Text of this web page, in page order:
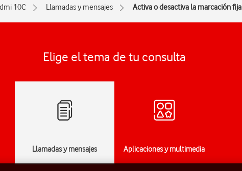
10C Llamadas y mensajes Activa o desactiva la marcación fija
Elige el tema de tu consulta
Llamadas y mensajes Aplicaciones y multimedia